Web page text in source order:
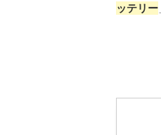
ッテリー